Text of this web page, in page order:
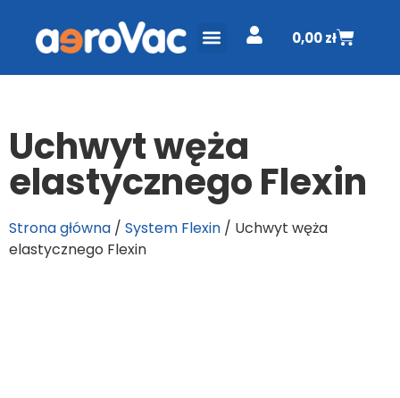
0,00zł
Uchwyt węża
elastycznego Flexin
Strona główna / System Flexin / Uchwyt węża
elastycznego Flexin